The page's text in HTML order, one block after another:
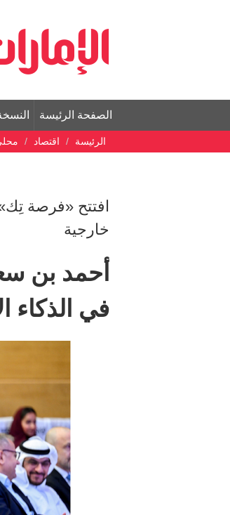
الصفحة الرئيسة
الرئيسة اقتصاد
خارجية
أحمد بن
في الذكاء